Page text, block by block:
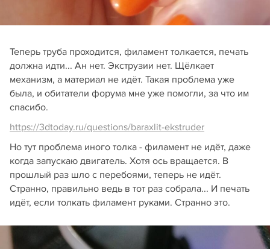
Теперь труба проходится, филамент толкается, печать
должна идти... Ан нет. Экструзии нет. Щёлкает
механизм, а материал не идёт. Такая проблема уже
была, и обитатели форума мне уже помогли, за что им
спасибо.
https://3dtoday.ru/questions/baraxlit-ekstruder
Но тут проблема иного толка - филамент не идёт, даже
когда запускаю двигатель. Хотя ось вращается. В
прошлый раз шло с перебоями, теперь не идёт.
Странно, правильно ведь в тот раз собрала... И печать
идёт, если толкать филамент руками. Странно это.